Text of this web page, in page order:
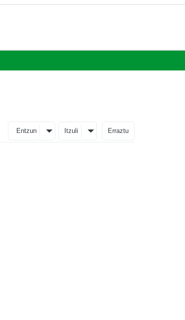
Entzun Itzuli Erraztu